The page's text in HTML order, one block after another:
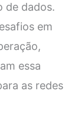
de dados.
em
essa
as redes